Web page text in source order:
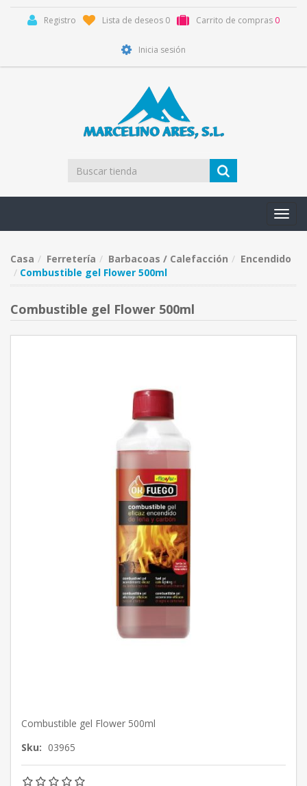
Registro Lista de deseos 0 Carrito de compras 0
Inicia sesión
Casa Ferretería Barbacoas / Calefacción
Encendido
Combustible gel Flower 500ml
Combustible gel Flower 500ml
Combustible gel Flower 500ml
Sku: 03965